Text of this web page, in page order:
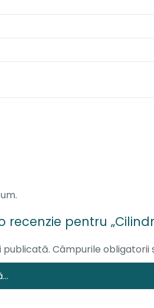
recenzie pentru
publicată. Câmpurile obligatorii